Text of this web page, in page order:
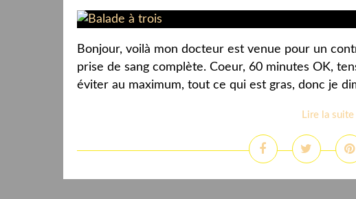
Bonjour, voilà mon docteur est venue pour un
prise de sang complète. Coeur, 60 minutes OK,
éviter au maximum, tout ce qui est gras, donc je
Lire la suite